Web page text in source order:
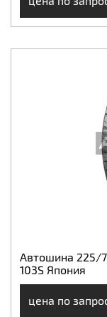
Автошина 225/
103S Япония
цена по